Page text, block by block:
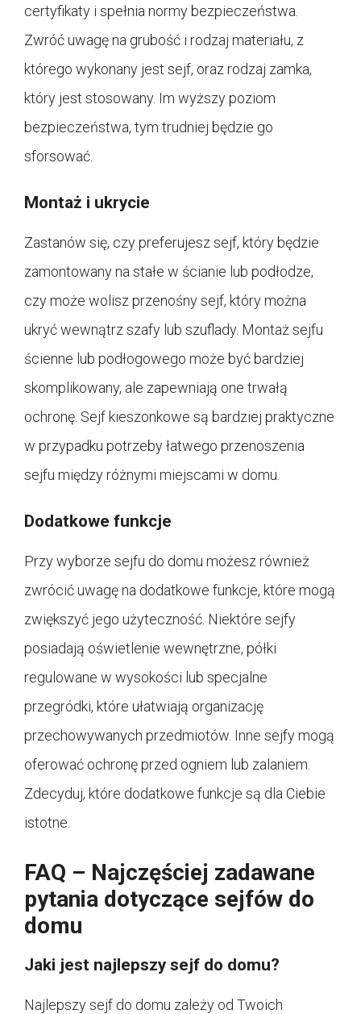
certyfikaty i spełnia normy bezpieczeństwa.
Zwróć uwagę na grubość i rodzaj materiału, z
którego wykonany jest sejf, oraz rodzaj zamka,
który jest stosowany. Im wyższy poziom
bezpieczeństwa, tym trudniej będzie go
sforsować.
Montaż i ukrycie
Zastanów się, czy preferujesz sejf, który będzie
zamontowany na stałe w ścianie lub podłodze,
czy może wolisz przenośny sejf, który można
ukryć wewnątrz szafy lub szuflady. Montaż sejfu
ścienne lub podłogowego może być bardziej
skomplikowany, ale zapewniają one trwałą
ochronę. Sejf kieszonkowe są bardziej praktyczne
w przypadku potrzeby łatwego przenoszenia
sejfu między różnymi miejscami w domu.
Dodatkowe funkcje
Przy wyborze sejfu do domu możesz również
zwrócić uwagę na dodatkowe funkcje, które mogą
zwiększyć jego użyteczność. Niektóre sejfy
posiadają oświetlenie wewnętrzne, półki
regulowane w wysokości lub specjalne
przegródki, które ułatwiają organizację
przechowywanych przedmiotów. Inne sejfy mogą
oferować ochronę przed ogniem lub zalaniem.
Zdecyduj, które dodatkowe funkcje są dla Ciebie
istotne.
FAQ – Najczęściej zadawane
pytania dotyczące sejfów do
domu
Jaki jest najlepszy sejf do domu?
Najlepszy sejf do domu zależy od Twoich